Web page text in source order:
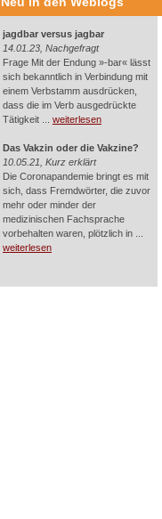
jagdbar versus jagbar
14.01.23, Nachgefragt
Frage Mit der Endung »-bar« lässt
sich bekanntlich in Verbindung mit
einem Verbstamm ausdrücken,
dass die im Verb ausgedrückte
Tätigkeit ... weiterlesen
Das Vakzin oder die Vakzine?
10.05.21, Kurz erklärt
Die Coronapandemie bringt es mit
sich, dass Fremdwörter, die zuvor
mehr oder minder der
medizinischen Fachsprache
vorbehalten waren, plötzlich in ...
weiterlesen